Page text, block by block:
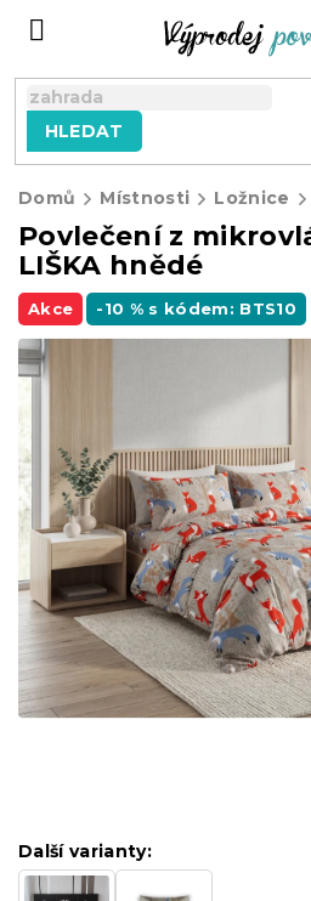
HLEDAT
Domů Místnosti Ložnice
Povlečení z
LIŠKA hnědé
Akce -10 % s kódem: BTS10
Další varianty: